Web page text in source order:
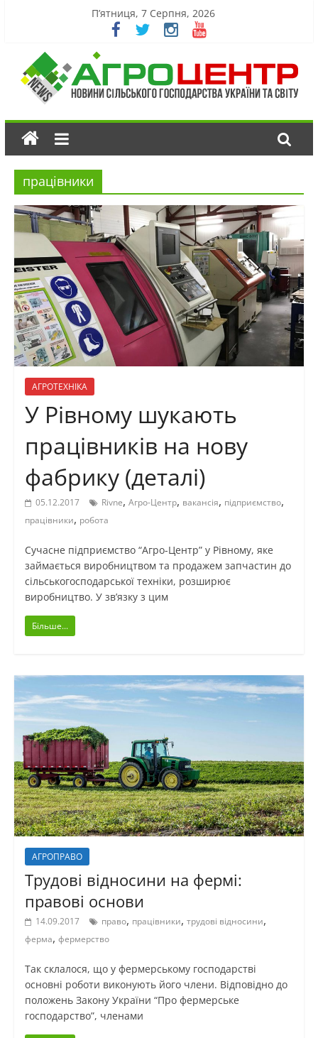
П’ятниця, 7 Серпня, 2026
працівники
АГРОТЕХНІКА
У Рівному шукають
працівників на нову
фабрику (деталі)
05.12.2017 Rivne, Агро-Центр, вакансія, підприємство,
працівники, робота
Сучасне підприємство “Агро-Центр” у Рівному, яке
займається виробництвом та продажем запчастин до
сільськогосподарської техніки, розширює
виробництво. У зв’язку з цим
Більше...
АГРОПРАВО
Трудові відносини на фермі:
правові основи
14.09.2017 право, працівники, трудові відносини,
ферма, фермерство
Так склалося, що у фермерському господарстві
основні роботи виконують його члени. Відповідно до
положень Закону України “Про фермерське
господарство”, членами